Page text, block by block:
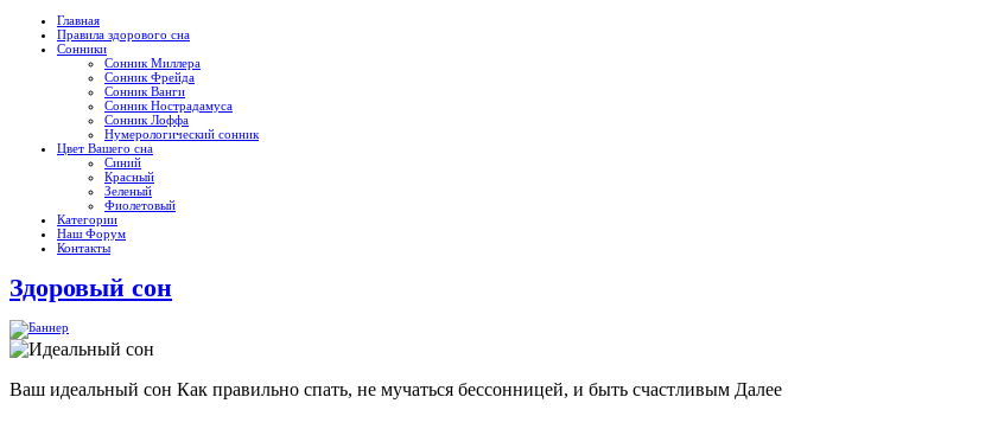
Главная
Правила здорового сна
Сонники
Сонник Миллера
Сонник Фрейда
Сонник Ванги
Сонник Нострадамуса
Сонник Лоффа
Нумерологический сонник
Цвет Вашего сна
Синий
Красный
Зеленый
Фиолетовый
Категории
Наш Форум
Контакты
Здоровый сон
Ваш идеальный сон Как правильно спать, не мучаться бессонницей, и быть счастливым Далее